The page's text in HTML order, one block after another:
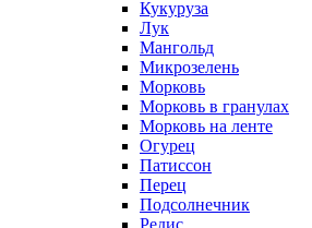
Кукуруза
Лук
Мангольд
Микрозелень
Морковь
Морковь в гранулах
Морковь на ленте
Огурец
Патиссон
Перец
Подсолнечник
Редис